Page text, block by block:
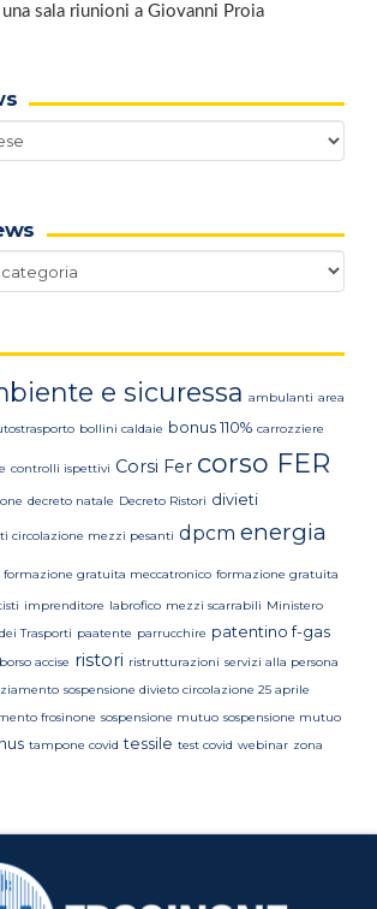
sala riunioni a Giovanni Proia
e sicuressa ambulanti area
bollini caldaie bonus 110% carrozziere
controlli ispettivi Corsi Fer corso FER
decreto natale Decreto Ristori divieti
circolazione mezzi pesanti dpcm energia
formazione gratuita meccatronico formazione gratuita
imprenditore labrofico mezzi scarrabili Ministero
Trasporti paatente parrucchire patentino f-gas
accise ristori ristrutturazioni servizi alla persona
sospensione divieto circolazione 25 aprile
frosinone sospensione mutuo sospensione mutuo
tampone covid tessile test covid webinar zona